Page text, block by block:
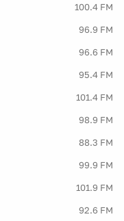
100.4 FM
96.9 FM
96.6 FM
95.4 FM
101.4 FM
98.9 FM
88.3 FM
99.9 FM
101.9 FM
92.6 FM